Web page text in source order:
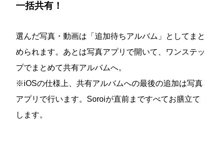
一括共有！
選んだ写真・動画は「追加待ちアルバム」としてまと
められます。あとは写真アプリで開いて、ワンステッ
プでまとめて共有アルバムへ。
※iOSの仕様上、共有アルバムへの最後の追加は写真
アプリで行います。Soroiが直前まですべてお膳立て
します。